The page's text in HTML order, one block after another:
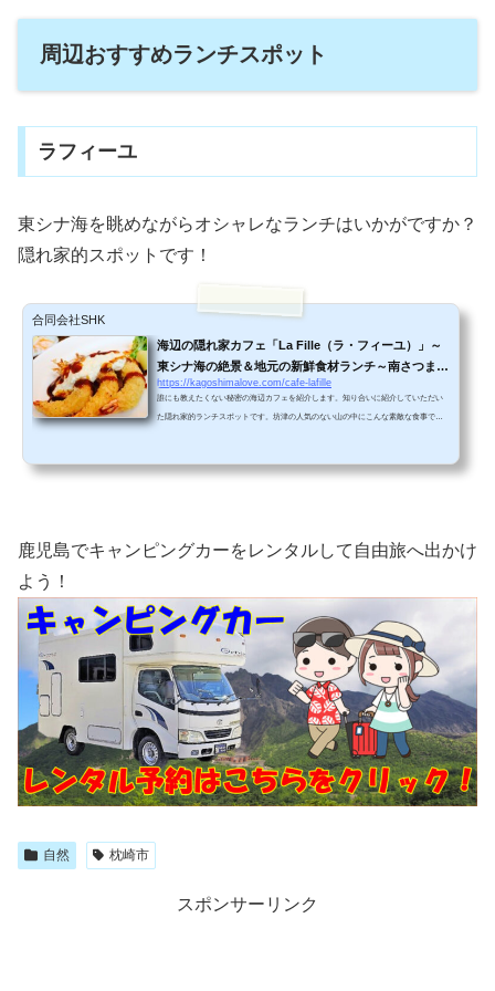
周辺おすすめランチスポット
ラフィーユ
東シナ海を眺めながらオシャレなランチはいかがですか？
隠れ家的スポットです！
合同会社SHK
海辺の隠れ家カフェ「La Fille（ラ・フィーユ）」～
東シナ海の絶景＆地元の新鮮食材ランチ～南さつま市
坊津
https://kagoshimalove.com/cafe-lafille
誰にも教えたくない秘密の海辺カフェを紹介します。知り合いに紹介していただい
た隠れ家的ランチスポットです。坊津の人気のない山の中にこんな素敵な食事でき
で降りていかないといけません。道路わきの草木で車に傷がつかないか少し不安で
鹿児島でキャンピングカーをレンタルして自由旅へ出かけ
よう！
自然 枕崎市
スポンサーリンク